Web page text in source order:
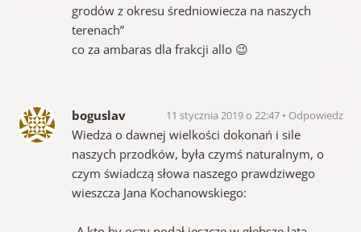
grodów z okresu średniowiecza na naszych
terenach”
co za ambaras dla frakcji allo 😉
boguslav 11 stycznia 2019 o 22:47 Odpowiedz
Wiedza o dawnej wielkości dokonań i sile
naszych przodków, była czymś naturalnym, o
czym świadczą słowa naszego prawdziwego
wieszcza Jana Kochanowskiego: